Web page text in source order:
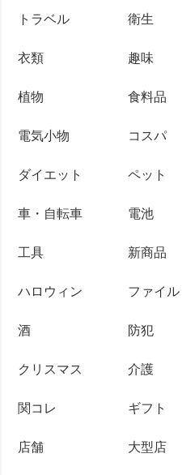
トラベル 衛生
衣類 趣味
植物 食料品
電気小物 コスパ
ダイエット ペット
車・自転車 電池
工具 新商品
ハロウィン ファイル
酒 防犯
クリスマス 介護
関コレ ギフト
店舗 大型店